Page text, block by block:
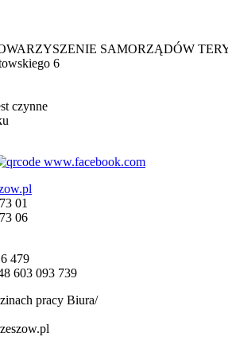
SAMORZĄDÓW
6
czynne
01
06
479
603 093 739
pracy Biura/